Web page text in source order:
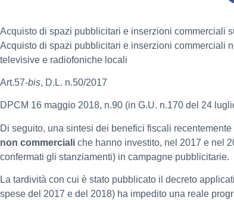
Acquisto di spazi pubblicitari e inserzioni commerciali
Acquisto di spazi pubblicitari e inserzioni commerciali
televisive e radiofoniche locali
Art.57-bis, D.L. n.50/2017
DPCM 16 maggio 2018, n.90 (in G.U. n.170 del 24
Di seguito, una sintesi dei benefici fiscali recentemente
non commerciali che hanno investito, nel 2017 e nel
confermati gli stanziamenti) in campagne pubblicitarie.
La tardività con cui è stato pubblicato il decreto
spese del 2017 e del 2018) ha impedito una reale